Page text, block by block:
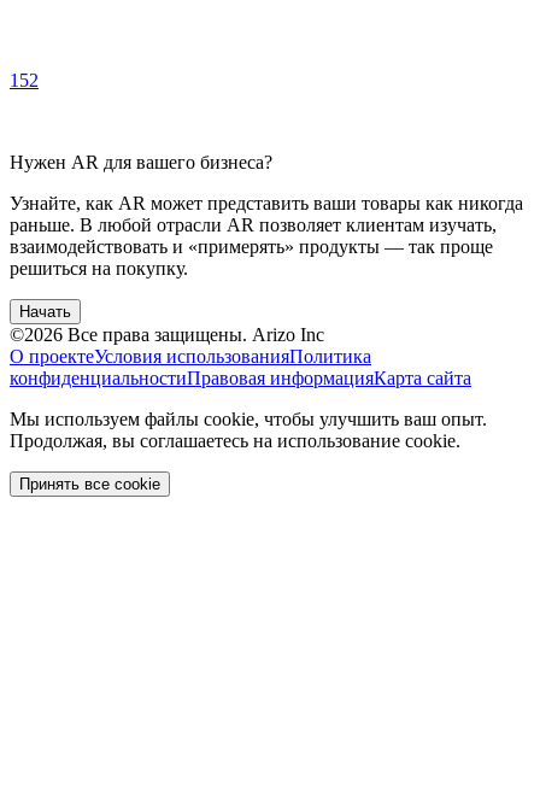
152
Нужен AR для вашего бизнеса?
Узнайте, как AR может представить ваши товары как никогда
раньше. В любой отрасли AR позволяет клиентам изучать,
взаимодействовать и «примерять» продукты — так проще
решиться на покупку.
Начать
©2026 Все права защищены. Arizo Inc
О проектеУсловия использованияПолитика
конфиденциальностиПравовая информацияКарта сайта
Мы используем файлы cookie, чтобы улучшить ваш опыт.
Продолжая, вы соглашаетесь на использование cookie.
Принять все cookie